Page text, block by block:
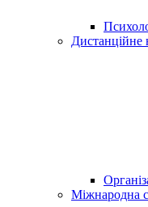
Дистанційне
Міжнародна